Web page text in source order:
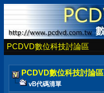
PCDVD數位科技討論區
PCDVD數位科技討論區
vB代碼清單